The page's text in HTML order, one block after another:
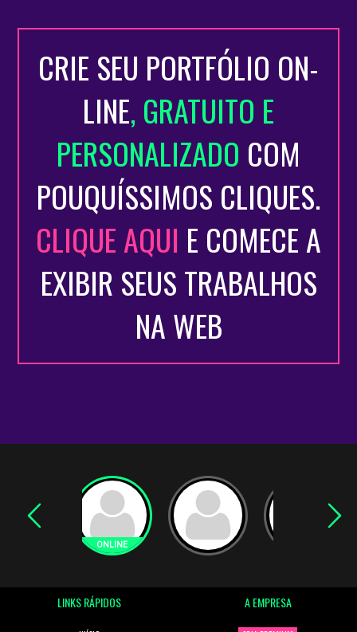
CRIE SEU PORTFÓLIO ON-
LINE, GRATUITO E
PERSONALIZADO COM
POUQUÍSSIMOS CLIQUES.
CLIQUE AQUI E COMECE A
EXIBIR SEUS TRABALHOS
NA WEB
LINKS RÁPIDOS A EMPRESA